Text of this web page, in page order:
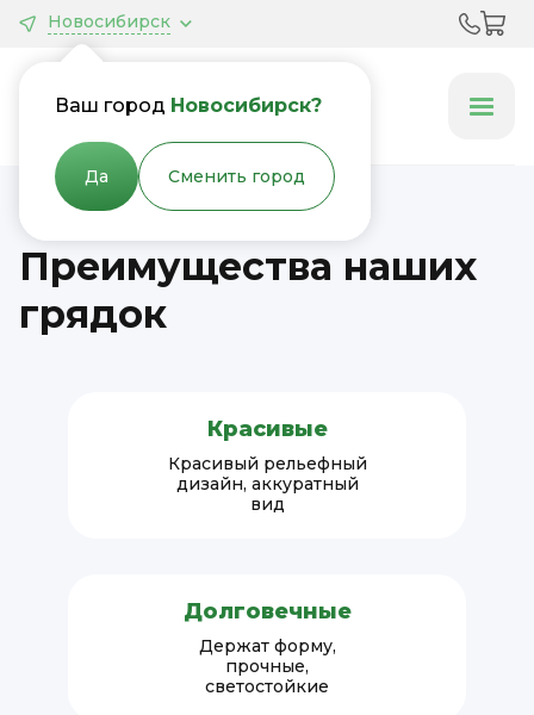
Новосибирск
Ваш город Новосибирск?
Да Сменить город
Грядки & Клумбы
Преимущества наших
грядок
Красивые
Красивый рельефный
дизайн, аккуратный
вид
Долговечные
Держат форму,
прочные,
светостойкие